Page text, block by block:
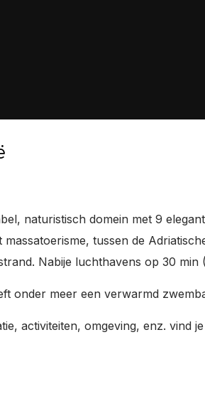
naturistisch domein met 9
tussen de
Nabije luchthavens op 30 min
onder meer een verwarmd
activiteiten, omgeving, enz. vind